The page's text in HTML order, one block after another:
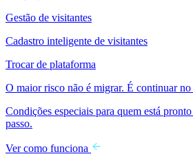
Gestão de visitantes
Cadastro inteligente de visitantes
Trocar de plataforma
O maior risco não é migrar. É continuar no
Condições especiais para quem está
passo.
Ver como funciona